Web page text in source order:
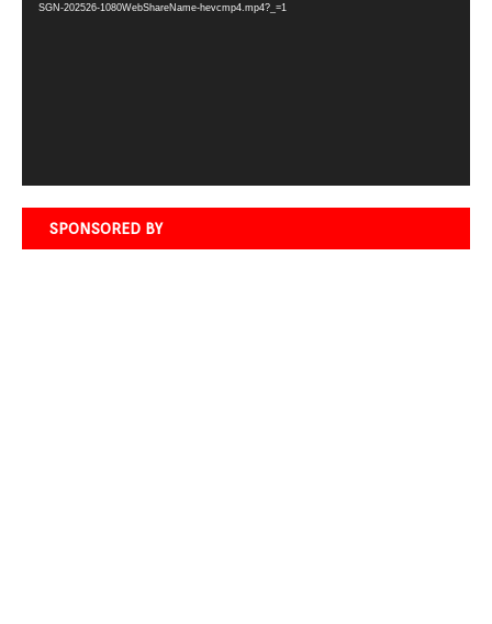
SGN-202526-1080WebShareName-hevcmp4.mp4?_=1
SPONSORED BY